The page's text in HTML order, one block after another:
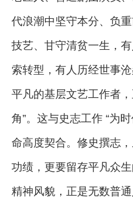
代浪潮中坚守本分、负
技艺、甘守清贫一生，
索转型，有人历经世事
平凡的基层文艺工作者
角”。这与史志工作 “为
命高度契合。修史撰志
功绩，更要留存平凡众
精神风貌，正是无数普